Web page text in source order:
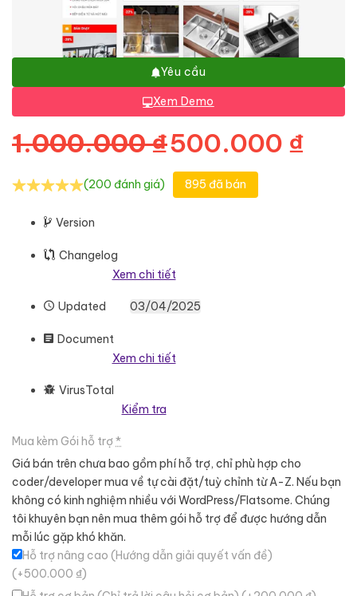
Yêu cầu
Xem Demo
1.000.000₫Giá gốc là:
500.000 ₫
(200 đánh giá) 895 đã bán
Version
Changelog
Xem chi tiết
Updated 03/04/2025
Document
Xem chi tiết
VirusTotal
Kiểm tra
Mua kèm Gói hỗ trợ *
Giá bán trên chưa bao gồm phí hỗ trợ, chỉ phù hợp cho
coder/developer mua về tự cài đặt/tuỳ chỉnh từ A-Z. Nếu bạn
không có kinh nghiệm nhiều với WordPress/Flatsome. Chúng
tôi khuyên bạn nên mua thêm gói hỗ trợ để được hướng dẫn
mỗi lúc gặp khó khăn.
Hỗ trợ nâng cao (Hướng dẫn giải quyết vấn đề)
(+500.000 ₫)